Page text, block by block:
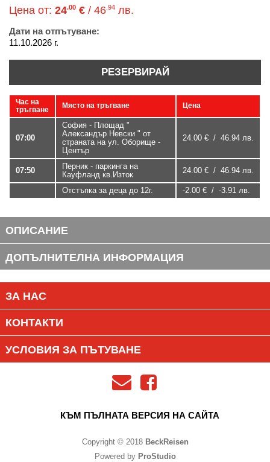
Цена от: 24.00 € / 46 .94 лв.
Дати на отпътуване:
11.10.2026 г.
РЕЗЕРВИРАЙ
Час на
тръгване
Място на тръгване Цена
07:00
София - Площад "
Александър Невски " от
страната на ул. Оборище -
Център
24.00 € / 46.94 лв.
07:50
Перник - паркинга на
Кауфланд кв.Изток
24.00 € / 46.94 лв.
Отстъпка за деца до 12г. -2.00 € / -3.91 лв.
ОПИСАНИЕ
ДОПЪЛНИТЕЛНА ИНФОРМАЦИЯ
ЗА НАС
КОНТАКТИ
УСЛОВИЯ ЗА ПЪТУВАНЕ
КЪМ ПЪЛНАТА ВЕРСИЯ НА САЙТА
Copyright © 2018 BeckReisen
Powered by ProStudio